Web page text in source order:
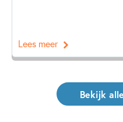
Lees meer
Bekijk